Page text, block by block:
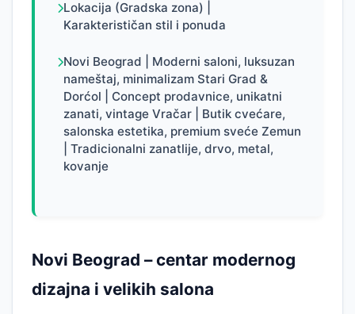
Lokacija (Gradska zona) |
Karakterističan stil i ponuda
Novi Beograd | Moderni saloni, luksuzan
nameštaj, minimalizam Stari Grad &
Dorćol | Concept prodavnice, unikatni
zanati, vintage Vračar | Butik cvećare,
salonska estetika, premium sveće Zemun
| Tradicionalni zanatlije, drvo, metal,
kovanje
Novi Beograd – centar modernog
dizajna i velikih salona